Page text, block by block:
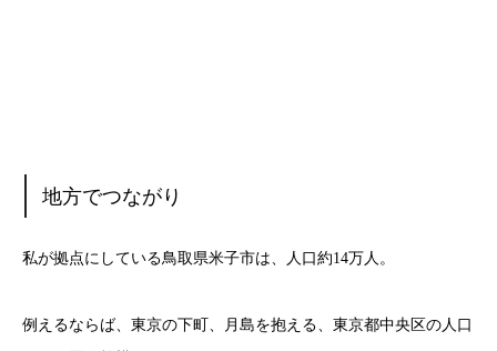
地方でつながり
私が拠点にしている鳥取県米子市は、人口約14万人。
例えるならば、東京の下町、月島を抱える、東京都中央区の人口